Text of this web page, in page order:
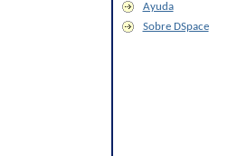
Ayuda
Sobre DSpace